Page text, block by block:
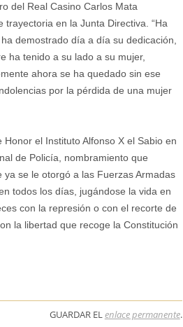
del Real Casino Carlos Mata
en la Junta Directiva. “Ha
demostrado día a día su dedicación,
ha tenido a su lado a su mujer,
ahora se ha quedado sin ese
por la pérdida de una mujer
el Instituto Alfonso X el Sabio en
de Policía, nombramiento que
se le otorgó a las Fuerzas Armadas
todos los días, jugándose la vida en
con la represión o con el recorte de
la libertad que recoge la Constitución
GUARDAR ELenlace permanente.